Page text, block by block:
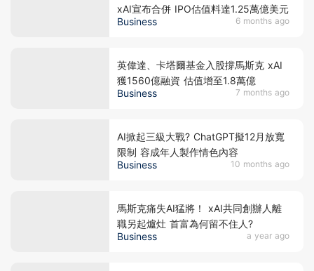
Business 6 months ago
xAI宣布合併 IPO估值料達1.25萬億美元
Business 7 months ago
英偉達、卡塔爾基金入股撐馬斯克 xAI
獲1560億融資 估值增至1.8萬億
Business 10 months ago
AI掀起三級大戰? ChatGPT擬12月放寬
限制 容成年人製作情色內容
Business a year ago
馬斯克痛失AI猛將！ xAI共同創辦人離
職另起爐灶 首富為何留不住人?